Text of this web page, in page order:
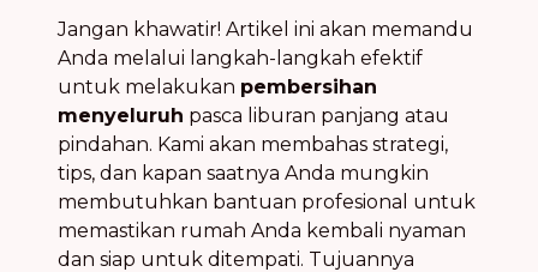
Jangan khawatir! Artikel ini akan memandu
Anda melalui langkah-langkah efektif
untuk melakukan pembersihan
menyeluruh pasca liburan panjang atau
pindahan. Kami akan membahas strategi,
tips, dan kapan saatnya Anda mungkin
membutuhkan bantuan profesional untuk
memastikan rumah Anda kembali nyaman
dan siap untuk ditempati. Tujuannya